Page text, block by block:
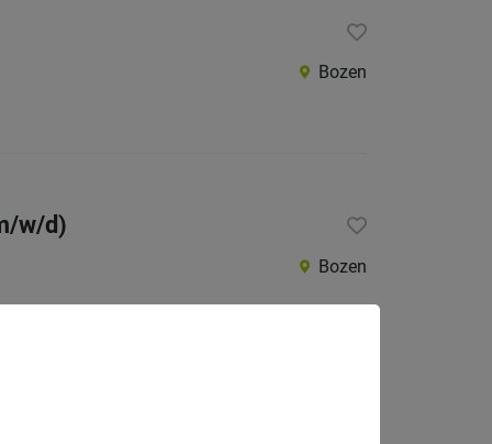
Bozen
w/d)
Bozen